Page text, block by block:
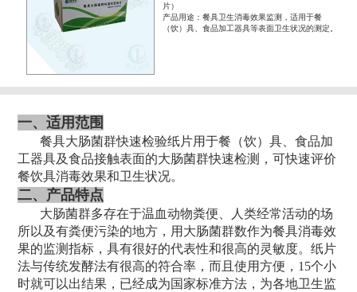
片）
产品用途：餐具卫生消毒效果监测，适用于餐
（饮）具、食品加工器具等表面卫生状况的测定。
一、适用范围
餐具大肠菌群快速检验纸片用于餐（饮）具、食品加
工器具及食品接触表面的大肠菌群快速检测，可快速评价
餐饮具消毒效果和卫生状况。
二、产品特点
大肠菌群多存在于温血动物粪便、人类经常活动的场
所以及有粪便污染的地方，用大肠菌群数作为餐具消毒效
果的监测指标，具有很好的代表性和很高的灵敏度。纸片
法与传统发酵法有很高的符合率，而且使用方便，15个小
时就可以出结果，已经成为国家标准方法，为各地卫生监